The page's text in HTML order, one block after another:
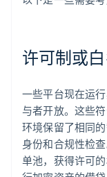
许可制或
一些平台现在运
与者开放。这些
环境保留了相同
身份和合规性检
单池，获得许可